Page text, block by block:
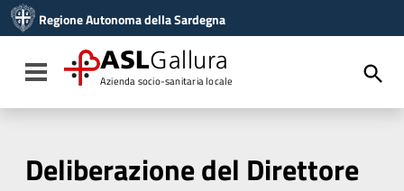
Vai al menu di navigazione
Vai al footer
Regione Autonoma della Sardegna
Toggle navigation
ASLGallura
Azienda socio-sanitaria locale
Deliberazione del Direttore